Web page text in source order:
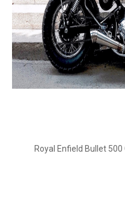
Royal Enfield Bullet